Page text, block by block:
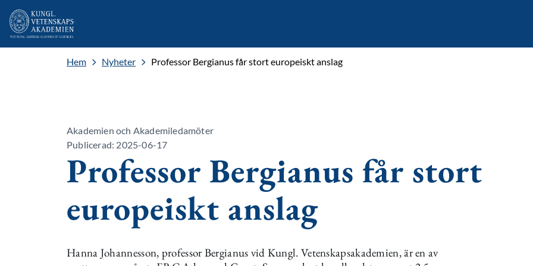
Hem Nyheter Professor Bergianus får stort europeiskt anslag
Akademien och Akademiledamöter
Publicerad: 2025-06-17
Professor Bergianus får stort
europeiskt anslag
Hanna Johannesson, professor Bergianus vid Kungl. Vetenskapsakademien, är en av